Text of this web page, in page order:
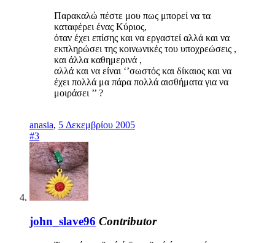
Παρακαλώ πέστε μου πως μπορεί να τα
καταφέρει ένας Κύριος,
όταν έχει επίσης και να εργαστεί αλλά και να
εκπληρώσει της κοινωνικές του υποχρεώσεις ,
και άλλα καθημερινά ,
αλλά και να είναι ‘’σωστός και δίκαιος και να
έχει πολλά μα πάρα πολλά αισθήματα για να
μοιράσει ’’ ?
anasia, 5 Δεκεμβρίου 2005
#3
john_slave96 Contributor